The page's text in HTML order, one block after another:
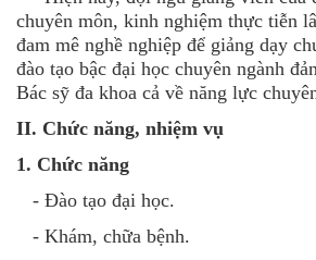
chuyên môn, kinh nghiệm thực tiễn
đam mê nghề nghiệp để giảng dạy
đào tạo bậc đại học chuyên ngành
Bác sỹ đa khoa cả về năng lực
II. Chức năng, nhiệm vụ
1. Chức năng
- Đào tạo đại học.
- Khám, chữa bệnh.